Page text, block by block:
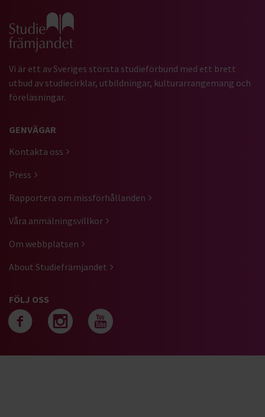
Gå till studiefrämjandets startsida
Vi är ett av Sveriges största studieförbund med ett brett
utbud av studiecirklar, utbildningar, kulturarrangemang och
föreläsningar.
GENVÄGAR
Kontakta oss
Press
Rapportera om missförhållanden
Våra anmälningsvillkor
Om webbplatsen
About Studiefrämjandet
FÖLJ OSS
Följ oss på facebook
Följ oss på
Följ oss på